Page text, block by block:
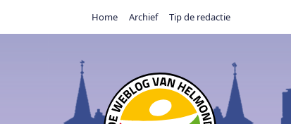
Home Archief Tip de redactie